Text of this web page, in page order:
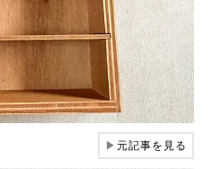
▶元記事を見る